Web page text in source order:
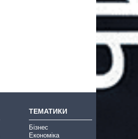
ТЕМАТИКИ
Бізнес
Економіка